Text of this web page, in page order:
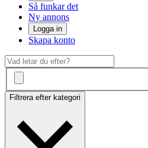
Så funkar det
Ny annons
Logga in
Skapa konto
Filtrera efter kategori